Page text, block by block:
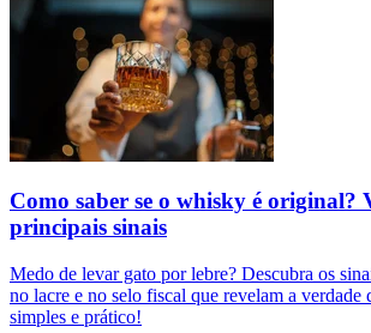
Como saber se o whisky é original?
principais sinais
Medo de levar gato por lebre? Descubra os
no lacre e no selo fiscal que revelam a verdade
simples e prático!